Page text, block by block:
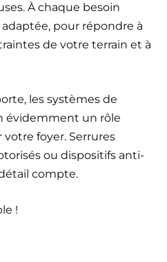
À chaque besoin
pour répondre à
de votre terrain et à
les systèmes de
évidemment un rôle
foyer. Serrures
ou dispositifs anti-
compte.
!